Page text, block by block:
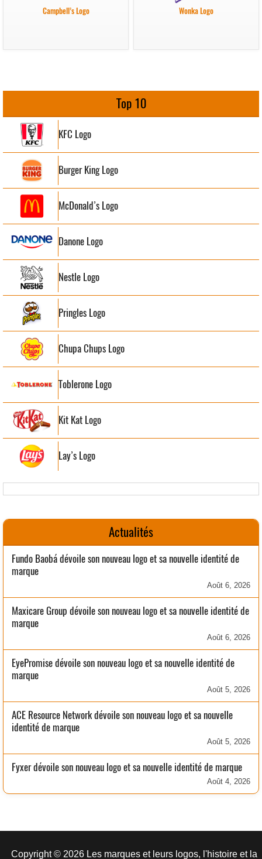
Campbell’s Logo Wonka Logo
Top 10
KFC Logo
Burger King Logo
McDonald’s Logo
Danone Logo
Nestle Logo
Pringles Logo
Chupa Chups Logo
Toblerone Logo
Kit Kat Logo
Lay’s Logo
Actualités
Fundo Baobá dévoile son nouveau logo et sa nouvelle identité de
marque
Août 6, 2026
Maxicare Group dévoile son nouveau logo et sa nouvelle identité de
marque
Août 6, 2026
EyePromise dévoile son nouveau logo et sa nouvelle identité de
marque
Août 5, 2026
ACE Resource Network dévoile son nouveau logo et sa nouvelle
identité de marque
Août 5, 2026
Fyxer dévoile son nouveau logo et sa nouvelle identité de marque
Août 4, 2026
Copyright © 2026 Les marques et leurs logos, l'histoire et la